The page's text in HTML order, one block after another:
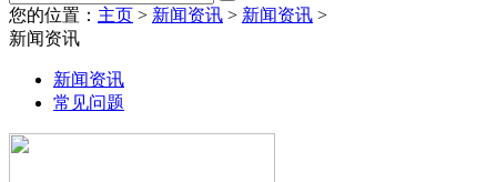
您的位置： 主页 > 新闻资讯 > 新闻资讯 >
新闻资讯
新闻资讯
常见问题